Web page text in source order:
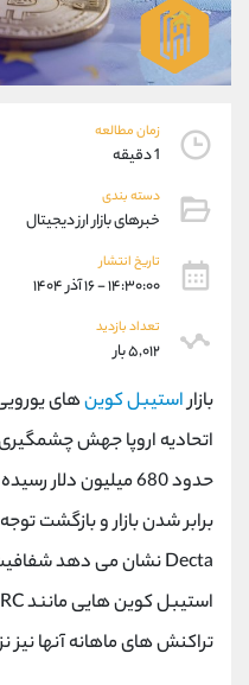
زمان مطالعه
1 دقیقه
دسته بندی
خبرهای بازار ارز دیجیتال
تاریخ انتشار
۱۴:۳۰:۰۰ - ۱۶ آذر ۱۴۰۴
تعداد بازدید
۵,۰۱۲ بار
بازاراستیبل کوین
اتحادیه اروپا جهش
حدود 680 میلیون
برابر شدن بازار و بازگشت
تراکنش های ماهانه آنها نیز نزدیک به 9 برابر
واتساپ
تلگرام
پشتیبان فروش
موبایل
واتساپ
تلگرام
داخلی
اطلاعات تماس
تلفن
بدون پیش شماره
اینستاگرام
کانال تلگرام